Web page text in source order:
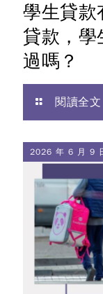
學生貸款
貸款，學
過嗎？
閱讀全文
2026 年 6 月 9